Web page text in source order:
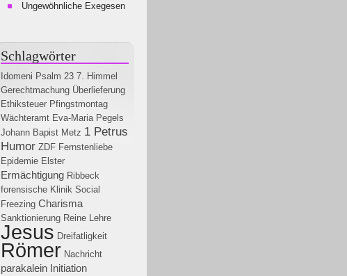
Ungewöhnliche Exegesen
Schlagwörter
Idomeni Psalm 23 7. Himmel
Gerechtmachung Überlieferung
Ethiksteuer Pfingstmontag
Wächteramt Eva-Maria Pegels
Johann Bapist Metz 1 Petrus
Humor ZDF Fernstenliebe
Epidemie Elster
Ermächtigung Ribbeck
forensische Klinik Social
Freezing Charisma
Sanktionierung Reine Lehre
Jesus Dreifatligkeit
Römer Nachricht
parakalein Initiation